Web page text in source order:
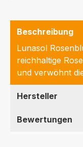
Beschreibung
Lunasol
reichhaltige
und verwöhnt
Hersteller
Bewertungen